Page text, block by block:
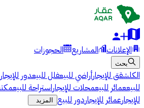
الإعلانات المشاريع الحجوزات
بحث
الكلشقق للإيجارأراضي للبيعفلل للبيعدور للإيجار
للبيععمائر للبيعمحلات للإيجاراستراحة للبيع
للإيجارعمائر للإيجاردور للبيع المزيد